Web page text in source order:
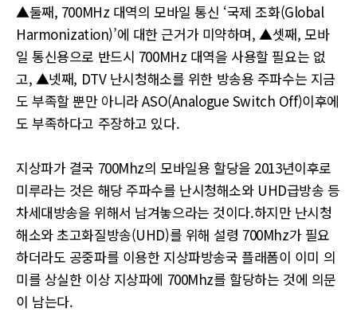
▲둘째, 700MHz 대역의 모바일 통신 ‘국제 조화(Global
Harmonization)’에 대한 근거가 미약하며, ▲셋째, 모바
일 통신용으로 반드시 700MHz 대역을 사용할 필요는 없
고, ▲넷째, DTV 난시청해소를 위한 방송용 주파수는 지금
도 부족할 뿐만 아니라 ASO(Analogue Switch Off)이후에
도 부족하다고 주장하고 있다.
지상파가 결국 700Mhz의 모바일용 할당을 2013년이후로
미루라는 것은 해당 주파수를 난시청해소와 UHD급방송 등
차세대방송을 위해서 남겨놓으라는 것이다.하지만 난시청
해소와 초고화질방송(UHD)를 위해 설령 700Mhz가 필요
하더라도 공중파를 이용한 지상파방송국 플래폼이 이미 의
미를 상실한 이상 지상파에 700Mhz를 할당하는 것에 의문
이 남는다.